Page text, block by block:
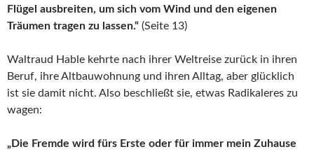
Flügel ausbreiten, um sich vom Wind und den eigenen
Träumen tragen zu lassen.“ (Seite 13)
Waltraud Hable kehrte nach ihrer Weltreise zurück in ihren
Beruf, ihre Altbauwohnung und ihren Alltag, aber glücklich
ist sie damit nicht. Also beschließt sie, etwas Radikaleres zu
wagen:
„Die Fremde wird fürs Erste oder für immer mein Zuhause